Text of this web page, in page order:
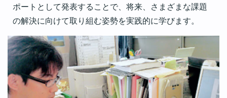
ポートとして発表することで、将来、さまざまな課題
の解決に向けて取り組む姿勢を実践的に学びます。